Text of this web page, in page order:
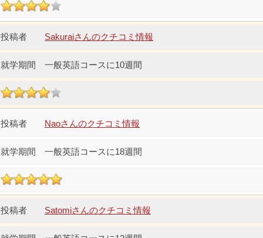
Sakuraiさんのクチコミ情報
一般英語コースに10週間
Naoさんのクチコミ情報
一般英語コースに18週間
Satomiさんのクチコミ情報